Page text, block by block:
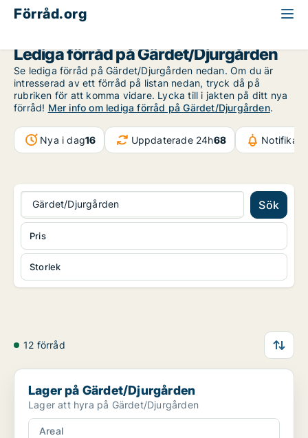
Förråd.org
Lediga förråd på Gärdet/Djurgården
Se lediga förråd på Gärdet/Djurgården nedan. Om du är
intresserad av ett förråd på listan nedan, tryck då på
rubriken för att komma vidare. Lycka till i jakten på ditt nya
förråd! Mer info om lediga förråd på Gärdet/Djurgården.
Nya i dag16 Uppdaterade 24h68
Gärdet/Djurgården Sök
Storlek
Pris
12 förråd
Lager på Gärdet/Djurgården
Lager på Gärdet/Djurgården
Lager att hyra på Gärdet/Djurgården
Areal